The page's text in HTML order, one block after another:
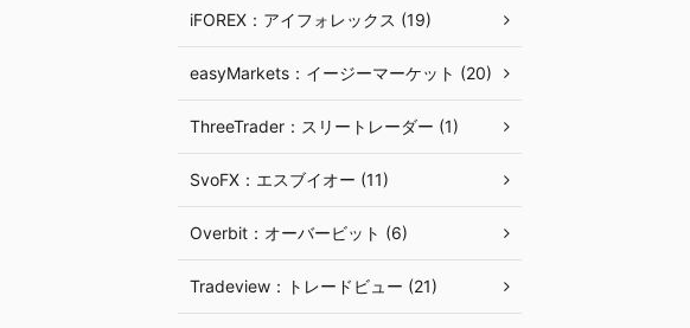
iFOREX：アイフォレックス (19)
easyMarkets：イージーマーケット (20)
ThreeTrader：スリートレーダー (1)
SvoFX：エスブイオー (11)
Overbit：オーバービット (6)
Tradeview：トレードビュー (21)